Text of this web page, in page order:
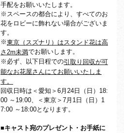
手配をお願いいたします。
※スペースの都合により、すべてのお
花をロビーに飾れない場合がございま
す。
※東京（スズナリ）はスタンド花は高
さ 2m未満でお願いします。
※必ず、以下日程での引取り回収が可
能なお花屋さんにてお願いいたしま
す。
回収日時は＜愛知＞6月24日（日）18:
00 ～19:00、＜東京＞7月1日（日）1
7:00 ～18:00となります。
■キャスト宛のプレゼント・お手紙に